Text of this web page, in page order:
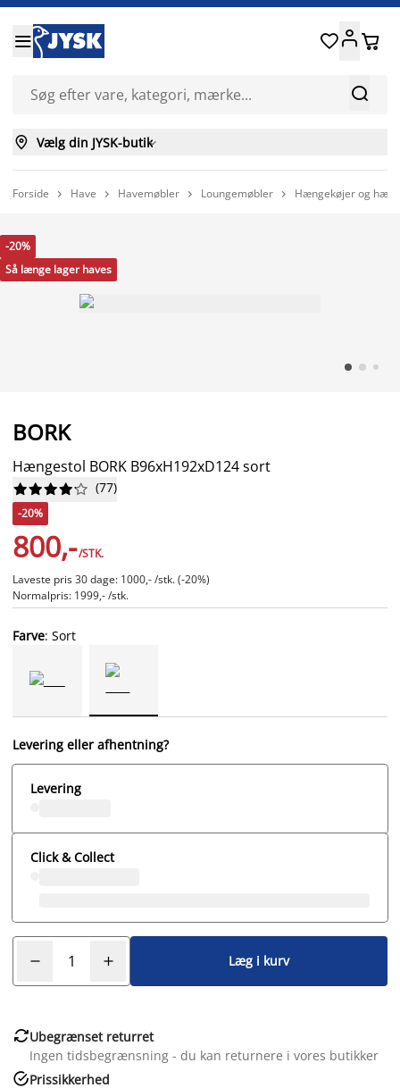


 
 Vælg din JYSK-butik
Forside  Have  Havemøbler  Loungemøbler  Hængekøjer og
-20%
Så længe lager haves
BORK
Hængestol BORK B96xH192xD124 sort





 (77)
-20%
800,-/STK.
Laveste pris 30 dage: 1000,- /stk. (-20%)
Normalpris: 1999,- /stk.
Farve: Sort
Levering eller afhentning?
Levering
Click & Collect
Læg i kurv
Ubegrænset returret
Ingen tidsbegrænsning - du kan returnere i vores butikker
Prissikkerhed